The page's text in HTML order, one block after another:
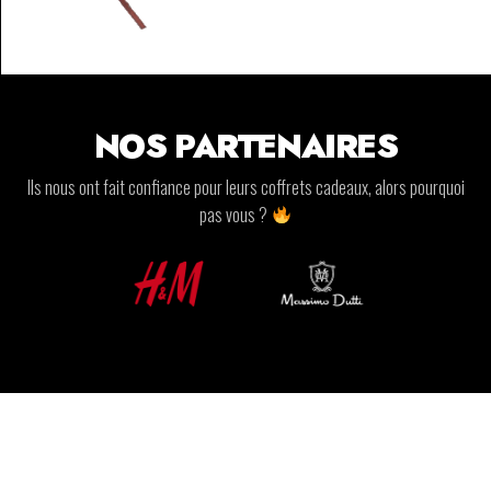
NOS PARTENAIRES
Ils nous ont fait confiance pour leurs coffrets cadeaux, alors pourquoi
pas vous ?